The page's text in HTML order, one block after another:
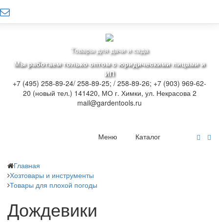
Товары для дачи и сада
Мы работаем только оптом с юридическими лицами и
ИП
+7 (495) 258-89-24/ 258-89-25; / 258-89-26; +7 (903) 969-62-
20 (новый тел.) 141420, МО г. Химки, ул. Некрасова 2
mail@gardentools.ru
Каталог
Меню
Главная
Хозтовары и инструменты
Товары для плохой погоды
Дождевики